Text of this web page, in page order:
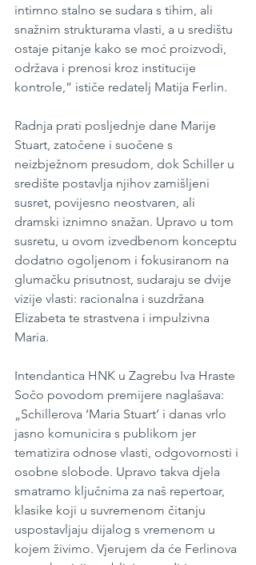
intimno stalno se sudara s tihim, ali
snažnim strukturama vlasti, a u središtu
ostaje pitanje kako se moć proizvodi,
održava i prenosi kroz institucije
kontrole,” ističe redatelj Matija Ferlin.
Radnja prati posljednje dane Marije
Stuart, zatočene i suočene s
neizbježnom presudom, dok Schiller u
središte postavlja njihov zamišljeni
susret, povijesno neostvaren, ali
dramski iznimno snažan. Upravo u tom
susretu, u ovom izvedbenom konceptu
dodatno ogoljenom i fokusiranom na
glumačku prisutnost, sudaraju se dvije
vizije vlasti: racionalna i suzdržana
Elizabeta te strastvena i impulzivna
Maria.
Intendantica HNK u Zagrebu Iva Hraste
Sočo povodom premijere naglašava:
„Schillerova ‘Maria Stuart’ i danas vrlo
jasno komunicira s publikom jer
tematizira odnose vlasti, odgovornosti i
osobne slobode. Upravo takva djela
smatramo ključnima za naš repertoar,
klasike koji u suvremenom čitanju
uspostavljaju dijalog s vremenom u
kojem živimo. Vjerujem da će Ferlinova